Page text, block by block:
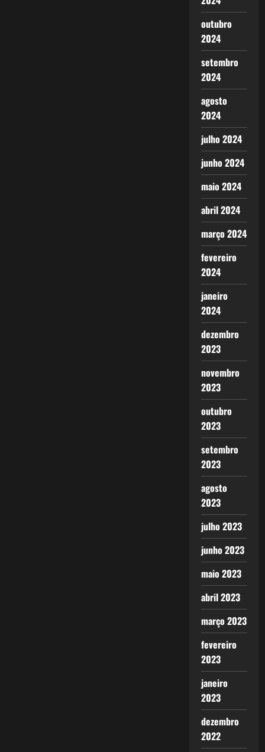
outubro
2024
setembro
2024
agosto
2024
julho 2024
junho 2024
maio 2024
abril 2024
março 2024
fevereiro
2024
janeiro
2024
dezembro
2023
novembro
2023
outubro
2023
setembro
2023
agosto
2023
julho 2023
junho 2023
maio 2023
abril 2023
março 2023
fevereiro
2023
janeiro
2023
dezembro
2022